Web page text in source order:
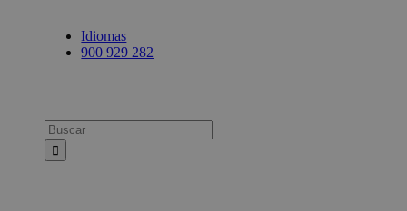
Idiomas
900 929 282
Busca: